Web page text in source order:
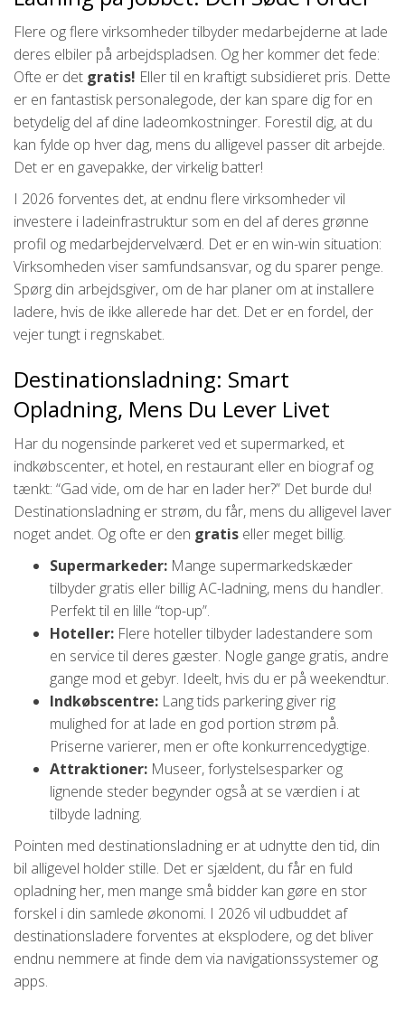
Flere og flere virksomheder tilbyder medarbejderne at lade
deres elbiler på arbejdspladsen. Og her kommer det fede:
Ofte er det gratis! Eller til en kraftigt subsidieret pris. Dette
er en fantastisk personalegode, der kan spare dig for en
betydelig del af dine ladeomkostninger. Forestil dig, at du
kan fylde op hver dag, mens du alligevel passer dit arbejde.
Det er en gavepakke, der virkelig batter!
I 2026 forventes det, at endnu flere virksomheder vil
investere i ladeinfrastruktur som en del af deres grønne
profil og medarbejdervelværd. Det er en win-win situation:
Virksomheden viser samfundsansvar, og du sparer penge.
Spørg din arbejdsgiver, om de har planer om at installere
ladere, hvis de ikke allerede har det. Det er en fordel, der
vejer tungt i regnskabet.
Destinationsladning: Smart
Opladning, Mens Du Lever Livet
Har du nogensinde parkeret ved et supermarked, et
indkøbscenter, et hotel, en restaurant eller en biograf og
tænkt: “Gad vide, om de har en lader her?” Det burde du!
Destinationsladning er strøm, du får, mens du alligevel laver
noget andet. Og ofte er den gratis eller meget billig.
Supermarkeder: Mange supermarkedskæder
tilbyder gratis eller billig AC-ladning, mens du handler.
Perfekt til en lille “top-up”.
Hoteller: Flere hoteller tilbyder ladestandere som
en service til deres gæster. Nogle gange gratis, andre
gange mod et gebyr. Ideelt, hvis du er på weekendtur.
Indkøbscentre: Lang tids parkering giver rig
mulighed for at lade en god portion strøm på.
Priserne varierer, men er ofte konkurrencedygtige.
Attraktioner: Museer, forlystelsesparker og
lignende steder begynder også at se værdien i at
tilbyde ladning.
Pointen med destinationsladning er at udnytte den tid, din
bil alligevel holder stille. Det er sjældent, du får en fuld
opladning her, men mange små bidder kan gøre en stor
forskel i din samlede økonomi. I 2026 vil udbuddet af
destinationsladere forventes at eksplodere, og det bliver
endnu nemmere at finde dem via navigationssystemer og
apps.